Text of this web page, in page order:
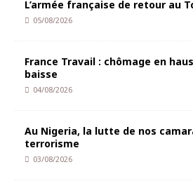
L’armée française de retour au
05/08/2026
France Travail : chômage en
baisse
04/08/2026
Au Nigeria, la lutte de nos
terrorisme
03/08/2026